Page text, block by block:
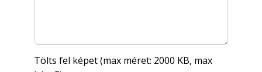
Tölts fel képet (max méret: 2000 KB, max